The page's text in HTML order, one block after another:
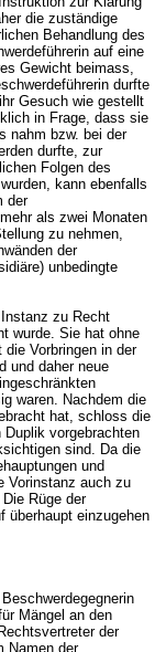
die zuständige
Behandlung des
auf eine
Gewicht beimass,
durfte
Gesuch wie gestellt
in Frage, dass sie
nahm bzw. bei der
durfte, zur
Folgen des
kann ebenfalls
der
als zwei Monaten
zu nehmen,
der
unbedingte
zu Recht
wurde. Sie hat ohne
Vorbringen in der
und daher neue
waren. Nachdem die
hat, schloss die
vorgebrachten
sind. Da die
und
Vorinstanz auch zu
Rüge der
überhaupt einzugehen
Mängel an den
der
Namen der